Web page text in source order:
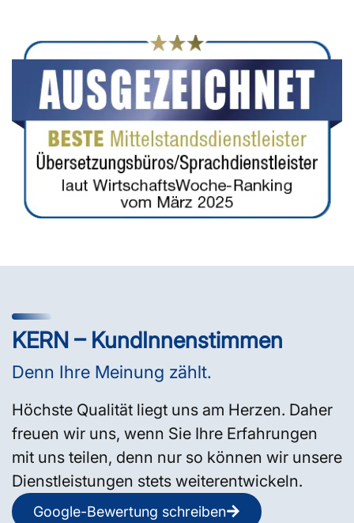
KERN – KundInnenstimmen
Denn Ihre Meinung zählt.
Höchste Qualität liegt uns am Herzen. Daher
freuen wir uns, wenn Sie Ihre Erfahrungen
mit uns teilen, denn nur so können wir unsere
Dienstleistungen stets weiterentwickeln.
Google-Bewertung schreiben